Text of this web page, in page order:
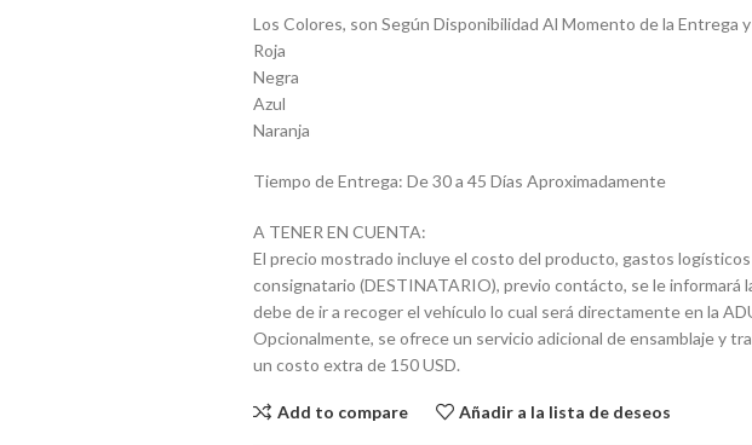
Los Colores, son Según Disponibilidad Al Momento de la Entrega
Roja
Negra
Azul
Naranja
Tiempo de Entrega: De 30 a 45 Días Aproximadamente
A TENER EN CUENTA:
El precio mostrado incluye el costo del producto, gastos logísticos
consignatario (DESTINATARIO), previo contácto, se le informará
debe de ir a recoger el vehículo lo cual será directamente en la
Opcionalmente, se ofrece un servicio adicional de ensamblaje y
un costo extra de 150 USD.
Add to compare Añadir a la lista de deseos